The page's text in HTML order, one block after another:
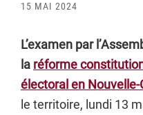
15 MAI 2024
L’examen par
la réforme
électoral en
le territoire, lundi 13